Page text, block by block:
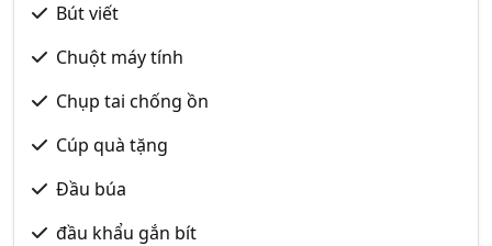
Bút viết
Chuột máy tính
Chụp tai chống ồn
Cúp quà tặng
Đầu búa
đầu khẩu gắn bít